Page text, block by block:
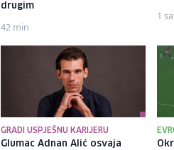
drugim
42 min
1
GRADI USPJEŠNU KARIJERU
Glumac Adnan Alić osvaja